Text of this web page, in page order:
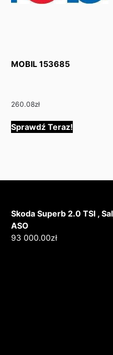
MOBIL 153685
260.08zł
Sprawdź Teraz!
Skoda Superb 2.0 TSI ,
ASO
93 000.00zł